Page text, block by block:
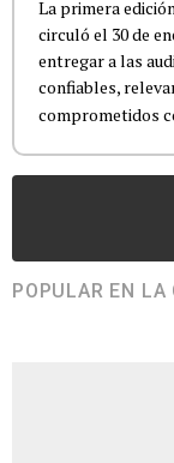
La primera
circuló el 30 de
entregar a las
confiables,
comprometidos
POPULAR EN